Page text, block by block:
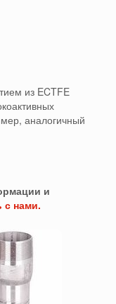
из ECTFE
аналогичный
и
с нами.